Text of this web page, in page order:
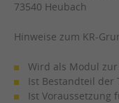
73540 Heubach
Hinweise zum KR-
Wird als Modul
Ist Bestandteil der
Ist Voraussetzung